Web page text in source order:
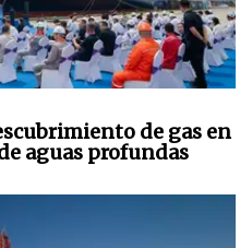
de gas en
aguas profundas